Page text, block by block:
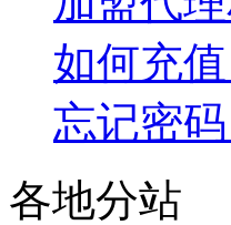
如何充值
忘记密码
各地分站